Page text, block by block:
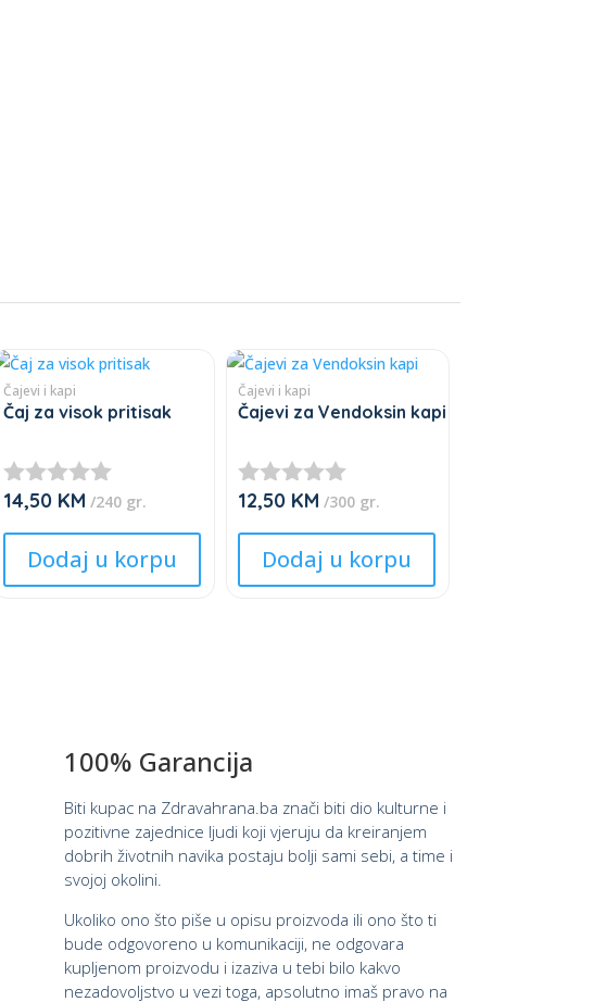
Čajevi i kapi
Čaj za visok pritisak
★
★
★
14,50 KM /240 gr.
This
product
has
Dodaj u korpu
Čajevi i kapi
Čajevi za Vendoksin kapi
★
★
★
12,50 KM /300 gr.
This
product
has
be
on
the
Dodaj u korpu
100% Garancija
Biti kupac na Zdravahrana.ba znači biti dio kulturne i
pozitivne zajednice ljudi koji vjeruju da kreiranjem
dobrih životnih navika postaju bolji sami sebi, a time i
svojoj okolini.
Ukoliko ono što piše u opisu proizvoda ili ono što ti
bude odgovoreno u komunikaciji, ne odgovara
kupljenom proizvodu i izaziva u tebi bilo kakvo
nezadovoljstvo u vezi toga, apsolutno imaš pravo na